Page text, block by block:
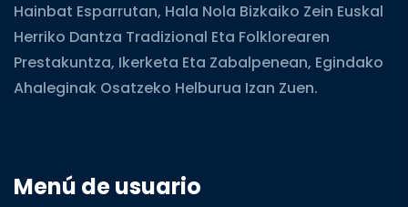
Hainbat Esparrutan, Hala Nola Bizkaiko Zein Euskal
Herriko Dantza Tradizional Eta Folklorearen
Prestakuntza, Ikerketa Eta Zabalpenean, Egindako
Ahaleginak Osatzeko Helburua Izan Zuen.
Menú de usuario